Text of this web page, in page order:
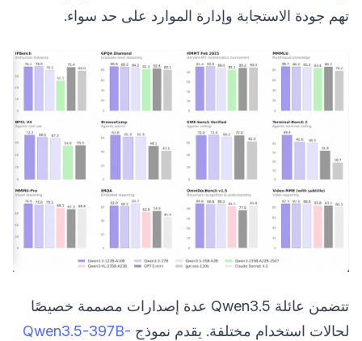
تهم جودة الاستجابة وإدارة الموارد على حد سواء.
تتضمن عائلة Qwen3.5 عدة إصدارات مصممة خصيصًا
لحالات استخدام مختلفة. يقدم نموذج Qwen3.5-397B-